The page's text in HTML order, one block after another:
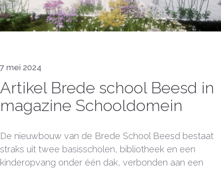
7 mei 2024
Artikel Brede school Beesd in
magazine Schooldomein
De nieuwbouw van de Brede School Beesd bestaat
straks uit twee basisscholen, bibliotheek en een
kinderopvang onder één dak, verbonden aan een